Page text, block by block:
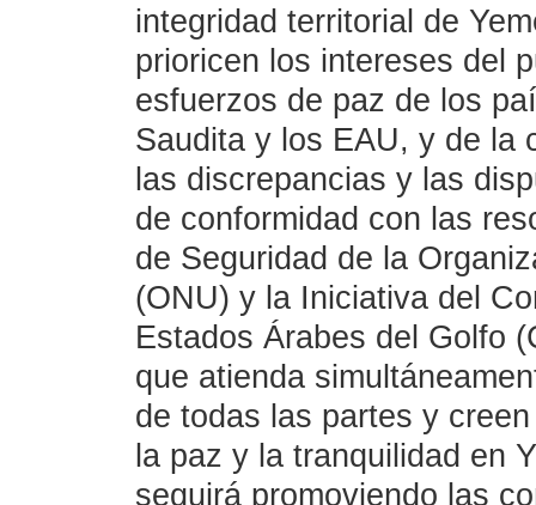
integridad territorial de
prioricen los intereses del
esfuerzos de paz de los
Saudita y los EAU, y de la
las discrepancias y las
de conformidad con las
de Seguridad de la
(ONU) y la Iniciativa del
Estados Árabes del Golfo
que atienda
de todas las partes y
la paz y la tranquilidad en
seguirá promoviendo las